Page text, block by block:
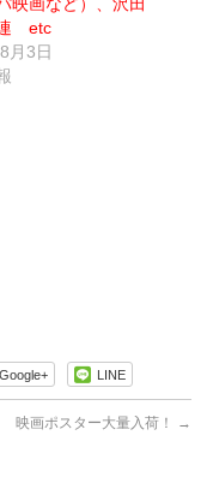
映画など）、沢田
etc
月3日
Google+ LINE
映画ポスター大量入荷！ →